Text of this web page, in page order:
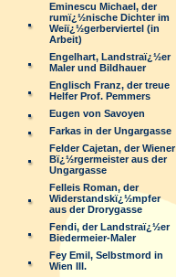
Eminescu Michael, der
rumï¿½nische Dichter im
Weiï¿½gerberviertel (in
Arbeit)
Engelhart, Landstraï¿½er
Maler und Bildhauer
Englisch Franz, der treue
Helfer Prof. Pemmers
Eugen von Savoyen
Farkas in der Ungargasse
Felder Cajetan, der Wiener
Bï¿½rgermeister aus der
Ungargasse
Felleis Roman, der
Widerstandskï¿½mpfer
aus der Drorygasse
Fendi, der Landstraï¿½er
Biedermeier-Maler
Fey Emil, Selbstmord in
Wien III.